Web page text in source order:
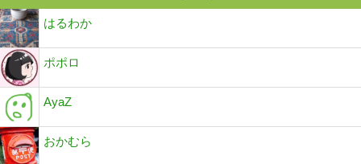
はるわか
ポポロ
AyaZ
おかむら